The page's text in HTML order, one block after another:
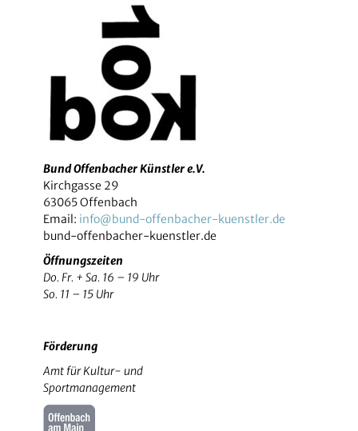
Bund Offenbacher Künstler e.V.
Kirchgasse 29
63065 Offenbach
Email: info@bund-offenbacher-kuenstler.de
bund-offenbacher-kuenstler.de
Öffnungszeiten
Do. Fr. + Sa. 16 – 19 Uhr
So. 11 – 15 Uhr
Förderung
Amt für Kultur- und
Sportmanagement